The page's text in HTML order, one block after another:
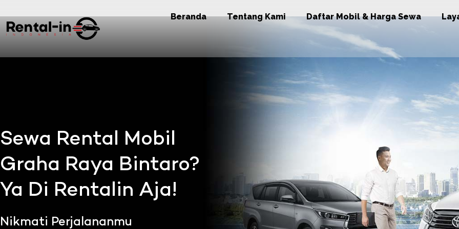
Beranda Tentang Kami Daftar Mobil & Harga Sewa
Sewa Rental Mobil
Graha Raya Bintaro?
Ya Di Rentalin Aja!
Nikmati Perjalananmu